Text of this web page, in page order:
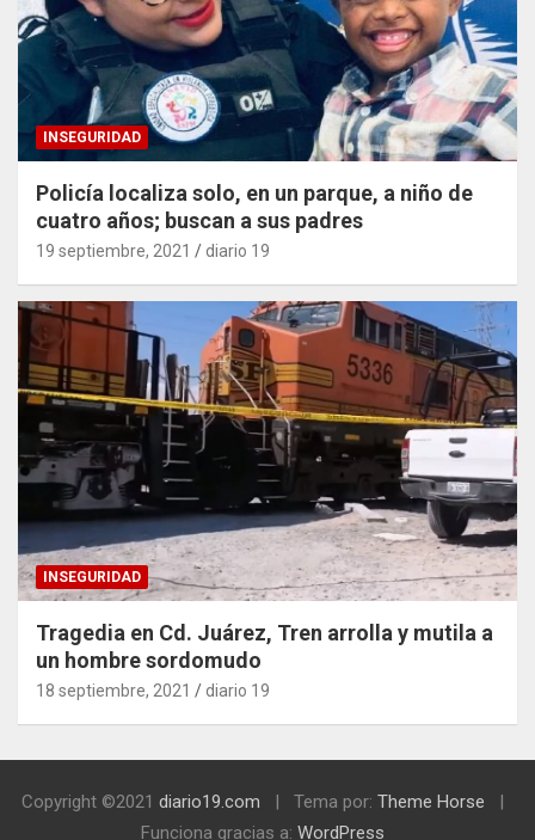
INSEGURIDAD
Policía localiza solo, en un parque, a niño de
cuatro años; buscan a sus padres
19 septiembre, 2021 diario 19
INSEGURIDAD
Tragedia en Cd. Juárez, Tren arrolla y mutila a
un hombre sordomudo
18 septiembre, 2021 diario 19
Copyright ©2021 diario19.com Tema por: Theme Horse
Funciona gracias a: WordPress